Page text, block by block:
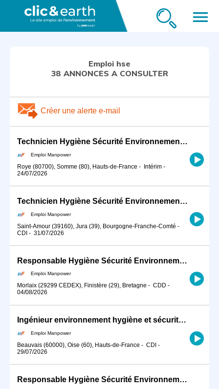
menu
Emploi hse
38 ANNONCES A CONSULTER
Créer une alerte e-mail
Technicien Hygiène Sécurité Environnement (HSE) Assistant (H/F)
Emploi Manpower
Roye (80700), Somme (80), Hauts-de-France - Intérim -
24/07/2026
Technicien Hygiène Sécurité Environnement (HSE) - CDI - Saint-Amour - Jura (H/F)
Emploi Manpower
Saint-Amour (39160), Jura (39), Bourgogne-Franche-Comté -
CDI - 31/07/2026
Responsable Hygiène Sécurité Environnement (H/F)
Emploi Manpower
Morlaix (29299 CEDEX), Finistère (29), Bretagne - CDD -
04/08/2026
Ingénieur environnement hygiène et sécurité (H/F)
Emploi Manpower
Beauvais (60000), Oise (60), Hauts-de-France - CDI -
29/07/2026
Responsable Hygiène Sécurité Environnement (H/F)